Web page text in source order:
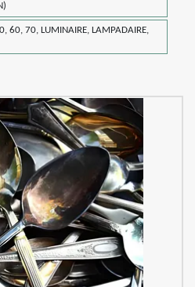
60, 70, LUMINAIRE, LAMPADAIRE,